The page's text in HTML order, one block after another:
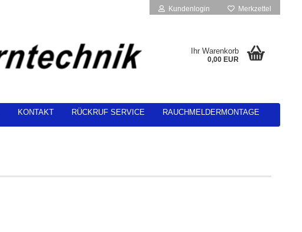
Kundenlogin Merkzettel
Ihr Warenkorb
0,00 EUR
KONTAKT RÜCKRUF SERVICE
RAUCHMELDERMONTAGE